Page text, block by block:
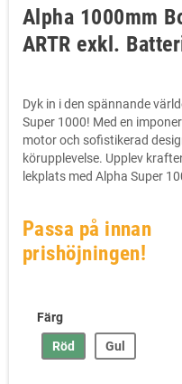
Alpha 1000mm
ARTR exkl.
Dyk in i den spännande
Super 1000! Med en
motor och sofistikerad
körupplevelse. Upplev
lekplats med Alpha Super
Passa på innan
prishöjningen!
Färg
Röd
Gul